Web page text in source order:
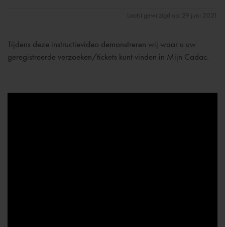
Laatst gewijzigd op: 29 juni 2021
Tijdens deze instructievideo demonstreren wij waar u uw
geregistreerde verzoeken/tickets kunt vinden in Mijn Cadac.